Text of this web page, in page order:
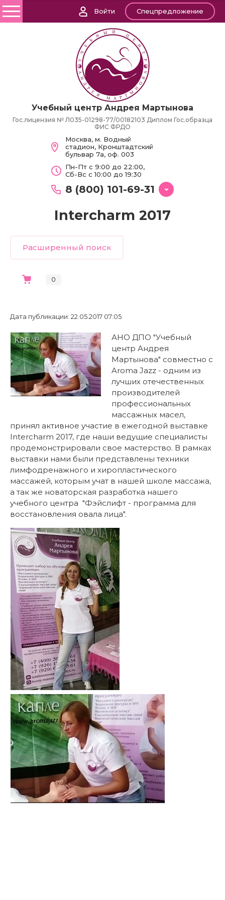
Войти Спецпредложение
Учебный центр Андрея Мартынова
Гос.лицензия № Л035-01298-77/00182103 Диплом Гос.образца
ФИС ФРДО
Москва, м. Водный
стадион, Кронштадтский
бульвар 7а, оф. 003
Пн-Пт с 9:00 до 22:00,
Сб-Вс с 10:00 до 19:30
8 (800) 101-69-31
Intercharm 2017
Расширенный поиск
0
Дата публикации: 22.05.2017 07:05
АНО ДПО "Учебный
центр Андрея
Мартынова" совместно с
Aroma Jazz - одним из
лучших отечественных
производителей
профессиональных
массажных масел,
принял активное участие в ежегодной выставке
Intercharm 2017, где наши ведущие специалисты
продемонстрировали свое мастерство. В рамках
выставки нами были представлены техники
лимфодренажного и хиропластического
массажей, которым учат в нашей школе массажа,
а так же новаторская разработка нашего
учебного центра "Фэйслифт - программа для
восстановления овала лица".